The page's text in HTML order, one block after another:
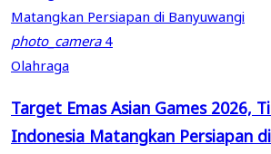
photo_camera4
Olahraga
Target Emas Asian Games 2026,
Indonesia Matangkan Persiapan